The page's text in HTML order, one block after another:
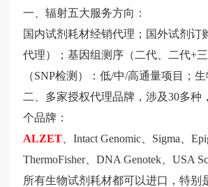
一、辐射五大服务方向：
国内试剂耗材经销代理；国外试剂订
代理）；基因组测序（二代、二代+
（SNP检测）：低/中/高通量项目；生
二、多家授权代理品牌，涉及30多种
个品牌：
ALZET 、Intact Genomic Sigma 、
ThermoFisher、DNA Genotek 、USA
所有生物试剂耗材都可以进口，特别